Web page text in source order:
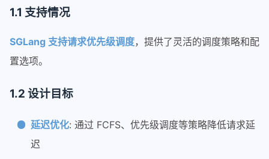
1.1 支持情况
SGLang 支持请求优先级调度，提供了灵活的调度策略和配
置选项。
1.2 设计目标
延迟优化: 通过 FCFS、优先级调度等策略降低请求延
迟
sglang
router
调试精度dump-tensor